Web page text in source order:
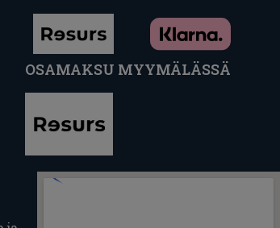
OSAMAKSU MYYMÄLÄSSÄ